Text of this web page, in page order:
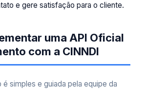
e gere satisfação para o cliente.
uma API Oficial
com a CINNDI
é simples e guiada pela equipe da